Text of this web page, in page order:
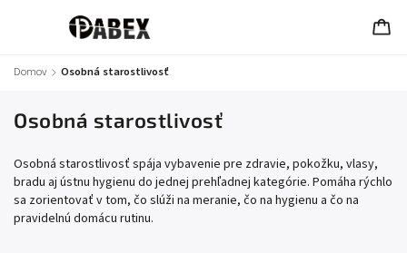
Domov / Osobná starostlivosť
Osobná starostlivosť
Osobná starostlivosť spája vybavenie pre zdravie, pokožku, vlasy,
bradu aj ústnu hygienu do jednej prehľadnej kategórie. Pomáha rýchlo
sa zorientovať v tom, čo slúži na meranie, čo na hygienu a čo na
pravidelnú domácu rutinu.